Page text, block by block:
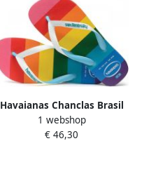
Havaianas Chanclas Brasil
Top Pride Allover Blauw
1 webshop
€ 46,30